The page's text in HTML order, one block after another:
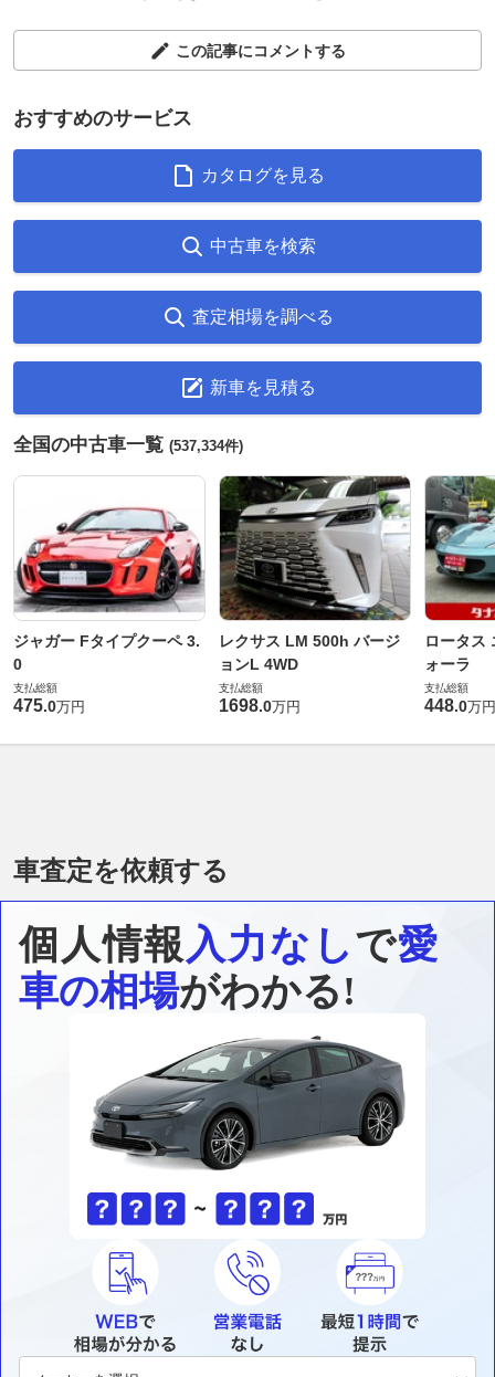
この記事にコメントする
おすすめのサービス
カタログを見る
中古車を検索
査定相場を調べる
新車を見積る
全国の中古車一覧 (537,334件)
ジャガー Fタイプクーペ 3.
0
支払総額
475.0万円
レクサス LM 500h バージ
ョンL 4WD
支払総額
1698.0万円
ロータス
ォーラ
支払総額
448.0万円
車査定を依頼する
個人情報 入力なしで愛
車の相場がわかる!